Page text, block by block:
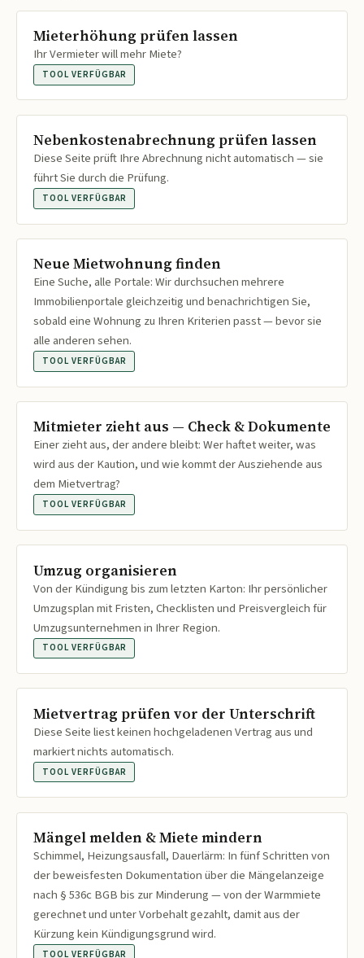
Mieterhöhung prüfen lassen
Ihr Vermieter will mehr Miete?
TOOL VERFÜGBAR
Nebenkostenabrechnung prüfen lassen
Diese Seite prüft Ihre Abrechnung nicht automatisch — sie
führt Sie durch die Prüfung.
TOOL VERFÜGBAR
Neue Mietwohnung finden
Eine Suche, alle Portale: Wir durchsuchen mehrere
Immobilienportale gleichzeitig und benachrichtigen Sie,
sobald eine Wohnung zu Ihren Kriterien passt — bevor sie
alle anderen sehen.
TOOL VERFÜGBAR
Mitmieter zieht aus — Check & Dokumente
Einer zieht aus, der andere bleibt: Wer haftet weiter, was
wird aus der Kaution, und wie kommt der Ausziehende aus
dem Mietvertrag?
TOOL VERFÜGBAR
Umzug organisieren
Von der Kündigung bis zum letzten Karton: Ihr persönlicher
Umzugsplan mit Fristen, Checklisten und Preisvergleich für
Umzugsunternehmen in Ihrer Region.
TOOL VERFÜGBAR
Mietvertrag prüfen vor der Unterschrift
Diese Seite liest keinen hochgeladenen Vertrag aus und
markiert nichts automatisch.
TOOL VERFÜGBAR
Mängel melden & Miete mindern
Schimmel, Heizungsausfall, Dauerlärm: In fünf Schritten von
der beweisfesten Dokumentation über die Mängelanzeige
nach § 536c BGB bis zur Minderung — von der Warmmiete
gerechnet und unter Vorbehalt gezahlt, damit aus der
Kürzung kein Kündigungsgrund wird.
TOOL VERFÜGBAR